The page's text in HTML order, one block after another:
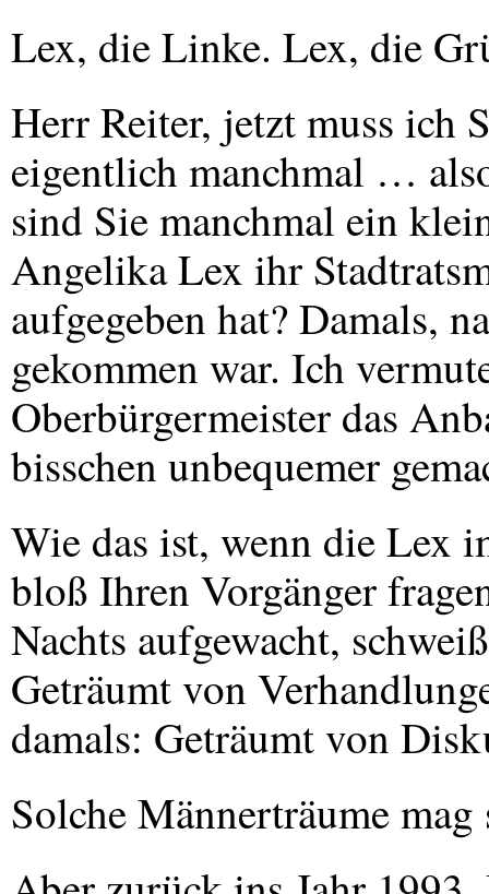
Lex, die Linke. Lex, die
Herr Reiter, jetzt muss ich
eigentlich manchmal …
sind Sie manchmal ein
Angelika Lex ihr
aufgegeben hat? Damals,
gekommen war. Ich
Oberbürgermeister das
bisschen unbequemer
Wie das ist, wenn die Lex
bloß Ihren Vorgänger
Nachts aufgewacht,
Geträumt von
damals: Geträumt von
Solche Männerträume